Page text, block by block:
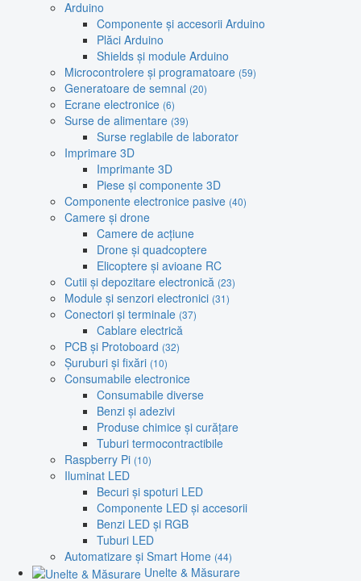
Arduino
Componente și accesorii Arduino
Plăci Arduino
Shields și module Arduino
Microcontrolere și programatoare (59)
Generatoare de semnal (20)
Ecrane electronice (6)
Surse de alimentare (39)
Surse reglabile de laborator
Imprimare 3D
Imprimante 3D
Piese și componente 3D
Componente electronice pasive (40)
Camere și drone
Camere de acțiune
Drone și quadcoptere
Elicoptere și avioane RC
Cutii și depozitare electronică (23)
Module și senzori electronici (31)
Conectori și terminale (37)
Cablare electrică
PCB și Protoboard (32)
Șuruburi și fixări (10)
Consumabile electronice
Consumabile diverse
Benzi și adezivi
Produse chimice și curățare
Tuburi termocontractibile
Raspberry Pi (10)
Iluminat LED
Becuri și spoturi LED
Componente LED și accesorii
Benzi LED și RGB
Tuburi LED
Automatizare și Smart Home (44)
Unelte & Măsurare